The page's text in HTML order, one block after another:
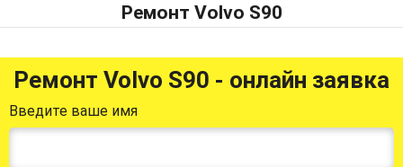
Ремонт Volvo S90
Ремонт Volvo S90 - онлайн заявка
Введите ваше имя